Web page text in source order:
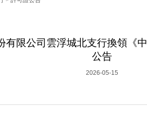
有限公司雲浮城北支行換領《
公告
2026-05-15